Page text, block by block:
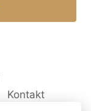
Kontakt